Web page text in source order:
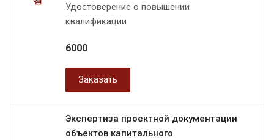
Удостоверение о повышении
квалификации
6000
Заказать
Экспертиза проектной документации
объектов капитального